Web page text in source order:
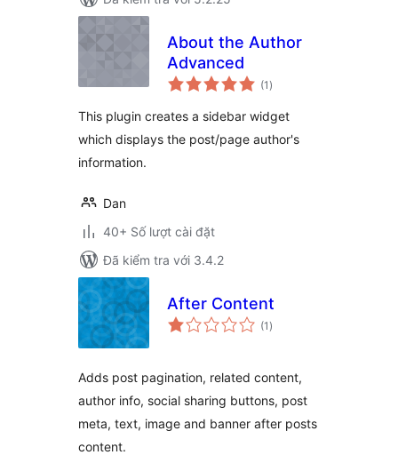
About the Author
Advanced
(1 tổng
đánh
)
This plugin creates a sidebar widget
which displays the post/page author's
information.
Dan
40+ Số lượt cài đặt
Đã kiểm tra với 3.4.2
After Content
(1 tổng
đánh
)
Adds post pagination, related content,
author info, social sharing buttons, post
meta, text, image and banner after posts
content.